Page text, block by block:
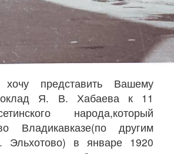
представить Вашему
Я. В. Хабаева к 11
народа,который
Владикавказе(по другим
в январе 1920